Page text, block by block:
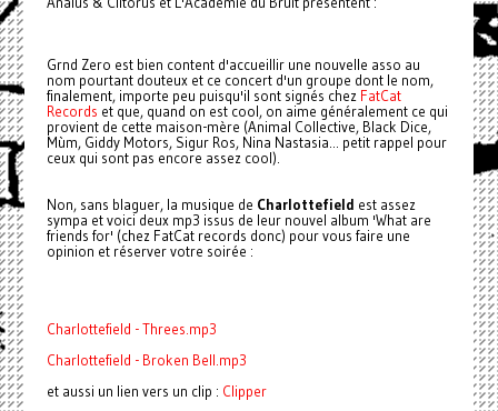
Grnd Zero est bien content d'accueillir une nouvelle asso au
nom pourtant douteux et ce concert d'un groupe dont le nom,
finalement, importe peu puisqu'il sont signés chez FatCat
Records et que, quand on est cool, on aime généralement ce qui
provient de cette maison-mère (Animal Collective, Black Dice,
Mùm, Giddy Motors, Sigur Ros, Nina Nastasia... petit rappel pour
ceux qui sont pas encore assez cool).
Non, sans blaguer, la musique de Charlottefield est assez
sympa et voici deux mp3 issus de leur nouvel album 'What are
friends for' (chez FatCat records donc) pour vous faire une
opinion et réserver votre soirée :
Charlottefield - Threes.mp3
Charlottefield - Broken Bell.mp3
et aussi un lien vers un clip : Clipper